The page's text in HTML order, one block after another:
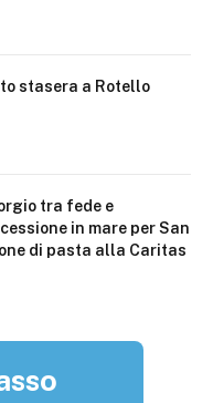
stasera a Rotello
tra fede e
in mare per San
di pasta alla Caritas